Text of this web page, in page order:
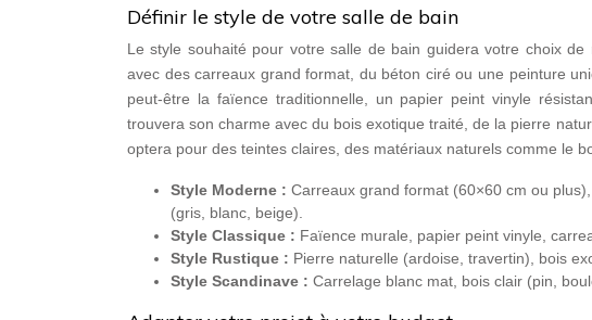
Définir le style de votre salle de bain
Le style souhaité pour votre salle de bain guidera votre choix
avec des carreaux grand format, du béton ciré ou une peinture
peut-être la faïence traditionnelle, un papier peint vinyle
trouvera son charme avec du bois exotique traité, de la pierre
optera pour des teintes claires, des matériaux naturels comme le
Style Moderne : Carreaux grand format (60×60 cm ou
(gris, blanc, beige).
Style Classique : Faïence murale, papier peint vinyle,
Style Rustique : Pierre naturelle (ardoise, travertin), bois
Style Scandinave : Carrelage blanc mat, bois clair (pin,